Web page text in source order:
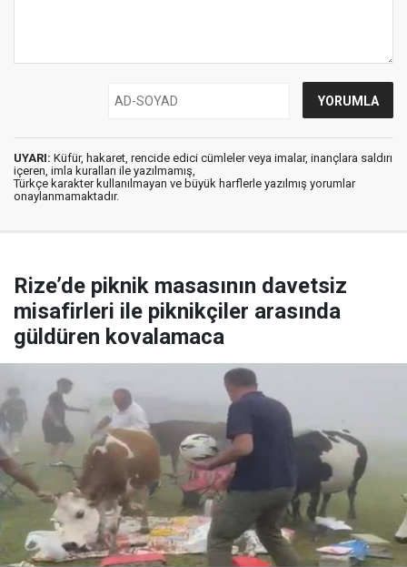
UYARI: Küfür, hakaret, rencide edici cümleler veya imalar, inançlara saldırı
içeren, imla kuralları ile yazılmamış,
Türkçe karakter kullanılmayan ve büyük harflerle yazılmış yorumlar
onaylanmamaktadır.
Rize’de piknik masasının davetsiz
misafirleri ile piknikçiler arasında
güldüren kovalamaca